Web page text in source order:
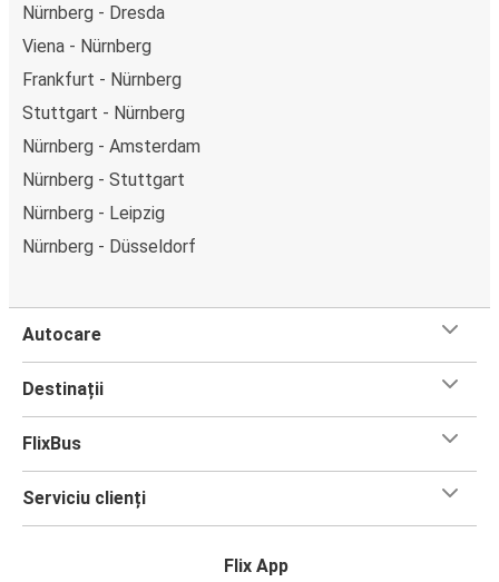
Nürnberg - Dresda
Viena - Nürnberg
Frankfurt - Nürnberg
Stuttgart - Nürnberg
Nürnberg - Amsterdam
Nürnberg - Stuttgart
Nürnberg - Leipzig
Nürnberg - Düsseldorf
Autocare
Destinații
FlixBus
Serviciu clienți
Flix App